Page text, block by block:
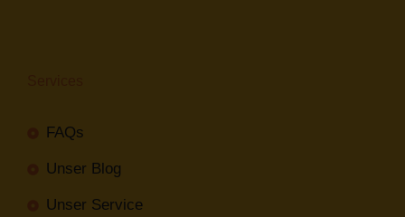
FAQs
Unser Blog
Unser Service